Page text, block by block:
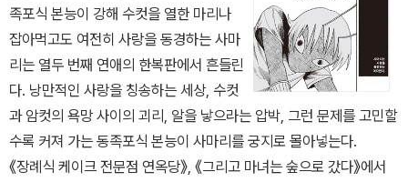
족포식 본능이 강해 수컷을 열한 마리나
잡아먹고도 여전히 사랑을 동경하는 사마
리는 열두 번째 연애의 한복판에서 흔들린
다. 낭만적인 사랑을 칭송하는 세상, 수컷
과 암컷의 욕망 사이의 괴리, 알을 낳으라는 압박, 그런 문제를 고민할
수록 커져 가는 동족포식 본능이 사마리를 궁지로 몰아넣는다.
《장례식 케이크 전문점 연옥당》, 《그리고 마녀는 숲으로 갔다》에서